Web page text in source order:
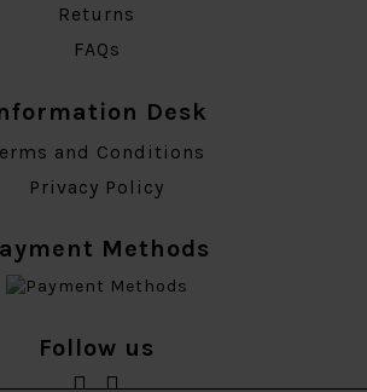
Returns
FAQs
Desk
and Conditions
Privacy Policy
Methods
Follow us